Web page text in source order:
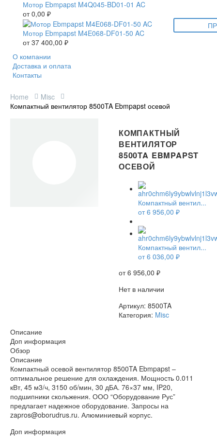
Мотор Ebmpapst M4Q045-BD01-01 AC
от0,00 ₽
Мотор Ebmpapst M4E068-DF01-50 AC
от37 400,00 ₽
О компании
Доставка и оплата
Контакты
Home
Misc
Компактный вентилятор 8500TA Ebmpapst осевой
КОМПАКТНЫЙ
ВЕНТИЛЯТОР
8500TA EBMPAPST
ОСЕВОЙ
Компактный вентил...
от6 956,00 ₽
Компактный вентил...
от6 036,00 ₽
от6 956,00 ₽
Нет в наличии
Артикул: 8500TA
Категория: Misc
Описание
Доп информация
Обзор
Описание
Компактный осевой вентилятор 8500TA Ebmpapst –
оптимальное решение для охлаждения. Мощность 0.011
кВт, 45 м3/ч, 3150 об/мин, 30 дБА. 76×37 мм, IP20,
подшипники скольжения. ООО “Оборудование Рус”
предлагает надежное оборудование. Запросы на
zapros@oborudrus.ru. Алюминиевый корпус.
Доп информация